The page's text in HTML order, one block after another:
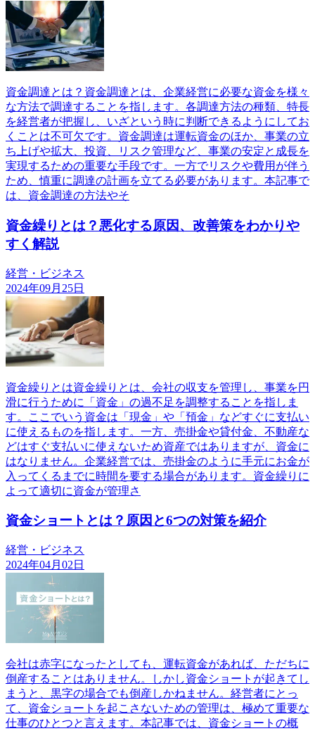
資金調達とは？資金調達とは、企業経営に必要な資金を様々
な方法で調達することを指します。各調達方法の種類、特長
を経営者が把握し、いざという時に判断できるようにしてお
くことは不可欠です。資金調達は運転資金のほか、事業の立
ち上げや拡大、投資、リスク管理など、事業の安定と成長を
実現するための重要な手段です。一方でリスクや費用が伴う
ため、慎重に調達の計画を立てる必要があります。本記事で
は、資金調達の方法やそ
資金繰りとは？悪化する原因、改善策をわかりや
すく解説
経営・ビジネス
2024年09月25日
資金繰りとは資金繰りとは、会社の収支を管理し、事業を円
滑に行うために「資金」の過不足を調整することを指しま
す。ここでいう資金は「現金」や「預金」などすぐに支払い
に使えるものを指します。一方、売掛金や貸付金、不動産な
どはすぐ支払いに使えないため資産ではありますが、資金に
はなりません。企業経営では、売掛金のように手元にお金が
入ってくるまでに時間を要する場合があります。資金繰りに
よって適切に資金が管理さ
資金ショートとは？原因と6つの対策を紹介
経営・ビジネス
2024年04月02日
会社は赤字になったとしても、運転資金があれば、ただちに
倒産することはありません。しかし資金ショートが起きてし
まうと、黒字の場合でも倒産しかねません。経営者にとっ
て、資金ショートを起こさないための管理は、極めて重要な
仕事のひとつと言えます。本記事では、資金ショートの概